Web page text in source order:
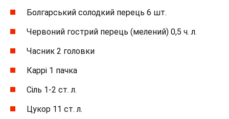
Болгарський солодкий перець 6 шт.
Червоний гострий перець (мелений) 0,5 ч. л.
Часник 2 головки
Каррі 1 пачка
Сіль 1-2 ст. л.
Цукор 11 ст. л.